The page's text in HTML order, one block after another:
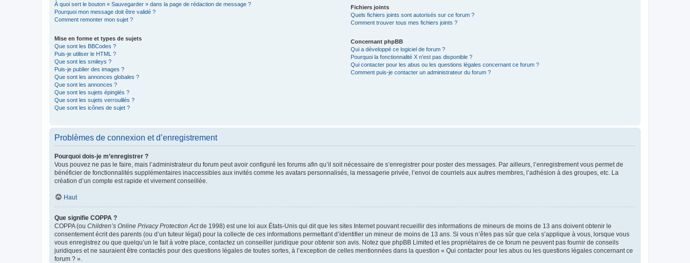
À quoi sert le bouton « Sauvegarder » dans la page de rédaction de message ?
Pourquoi mon message doit être validé ?
Comment remonter mon sujet ?
Mise en forme et types de sujets
Que sont les BBCodes ?
Puis-je utiliser le HTML ?
Que sont les smileys ?
Puis-je publier des images ?
Que sont les annonces globales ?
Que sont les annonces ?
Que sont les sujets épinglés ?
Que sont les sujets verrouillés ?
Que sont les icônes de sujet ?
Fichiers joints
Quels fichiers joints sont autorisés sur ce forum ?
Comment trouver tous mes fichiers joints ?
Concernant phpBB
Qui a développé ce logiciel de forum ?
Pourquoi la fonctionnalité X n’est pas disponible ?
Qui contacter pour les abus ou les questions légales concernant ce forum ?
Comment puis-je contacter un administrateur du forum ?
Problèmes de connexion et d’enregistrement
Pourquoi dois-je m’enregistrer ?
Vous pouvez ne pas le faire, mais l’administrateur du forum peut avoir configuré les forums afin qu’il soit nécessaire de s’enregistrer pour poster des messages. Par ailleurs, l’enregistrement vous permet de
bénéficier de fonctionnalités supplémentaires inaccessibles aux invités comme les avatars personnalisés, la messagerie privée, l’envoi de courriels aux autres membres, l’adhésion à des groupes, etc. La
création d’un compte est rapide et vivement conseillée.
Haut
Que signifie COPPA ?
COPPA (ou Children’s Online Privacy Protection Actde 1998) est une loi aux États-Unis qui dit que les sites Internet pouvant recueillir des informations de mineurs de moins de 13 ans doivent obtenir le
consentement écrit des parents (ou d’un tuteur légal) pour la collecte de ces informations permettant d’identifier un mineur de moins de 13 ans. Si vous n’êtes pas sûr que cela s’applique à vous, lorsque vous
vous enregistrez ou que quelqu’un le fait à votre place, contactez un conseiller juridique pour obtenir son avis. Notez que phpBB Limited et les propriétaires de ce forum ne peuvent pas fournir de conseils
juridiques et ne sauraient être contactés pour des questions légales de toutes sortes, à l’exception de celles mentionnées dans la question « Qui contacter pour les abus ou les questions légales concernant ce
forum ? ».